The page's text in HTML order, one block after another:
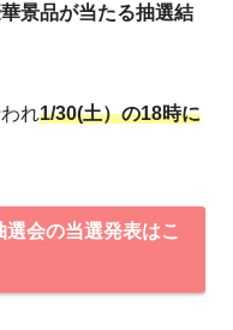
景品が当たる抽選結
れ1/30(土）の18時に
会の当選発表はこ